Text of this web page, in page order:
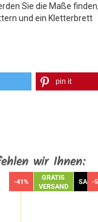
Sie die Maße
und ein Kletterbrett
pin it
wir Ihnen:
-41%
GRATIS
VERSAND
SALE-